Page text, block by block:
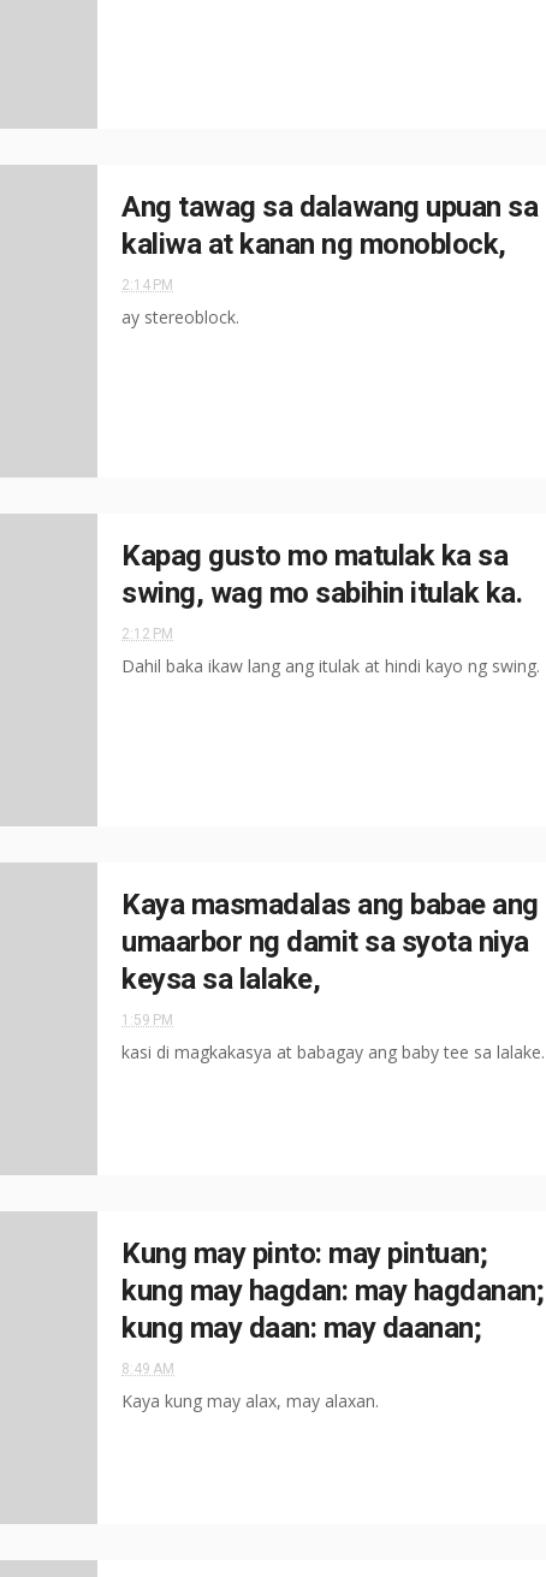
Ang tawag sa dalawang upuan sa
kaliwa at kanan ng monoblock,
2:14 PM
ay stereoblock.
Kapag gusto mo matulak ka sa
swing, wag mo sabihin itulak ka.
2:12 PM
Dahil baka ikaw lang ang itulak at hindi kayo ng swing.
Kaya masmadalas ang babae ang
umaarbor ng damit sa syota niya
keysa sa lalake,
1:59 PM
kasi di magkakasya at babagay ang baby tee sa lalake.
Kung may pinto: may pintuan;
kung may hagdan: may hagdanan;
kung may daan: may daanan;
8:49 AM
Kaya kung may alax, may alaxan.